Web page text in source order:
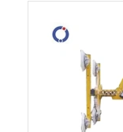
Подъемные столы
1 наименование
Подъемные тали